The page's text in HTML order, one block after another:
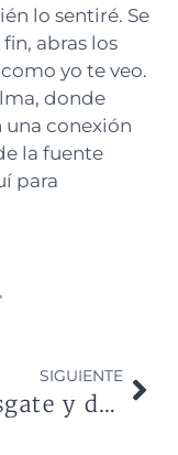
lo sentiré. Se
abras los
yo te veo.
donde
conexión
la fuente
para
SIGUIENTE
Arriésgate y descubre que puedes volar